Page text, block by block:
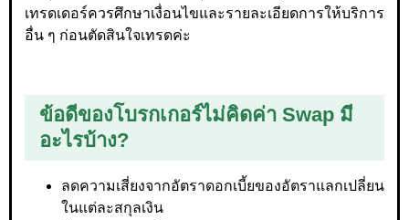
เทรดเดอร์ควรศึกษาเงื่อนไขและรายละเอียดการให้บริการ
อื่น ๆ ก่อนตัดสินใจเทรดค่ะ
ข้อดีของโบรกเกอร์ไม่คิดค่า Swap มี
อะไรบ้าง?
ลดความเสี่ยงจากอัตราดอกเบี้ยของอัตราแลกเปลี่ยน
ในแต่ละสกุลเงิน